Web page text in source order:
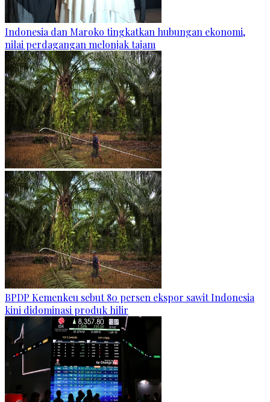
Indonesia dan Maroko tingkatkan hubungan ekonomi,
nilai perdagangan melonjak tajam
BPDP Kemenkeu sebut 80 persen ekspor sawit Indonesia
kini didominasi produk hilir